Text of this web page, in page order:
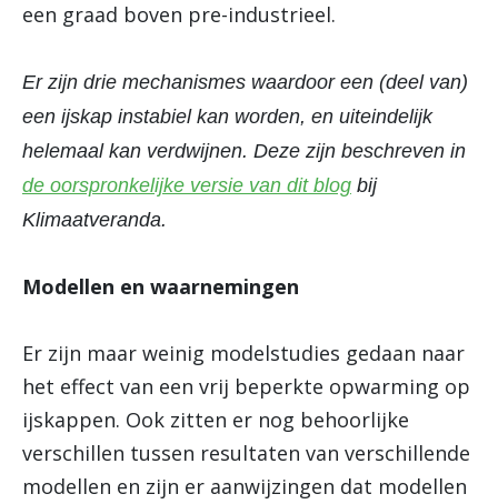
een graad boven pre-industrieel.
Er zijn drie mechanismes waardoor een (deel van)
een ijskap instabiel kan worden, en uiteindelijk
helemaal kan verdwijnen. Deze zijn beschreven in
de oorspronkelijke versie van dit blog bij
Klimaatveranda.
Modellen en waarnemingen
Er zijn maar weinig modelstudies gedaan naar
het effect van een vrij beperkte opwarming op
ijskappen. Ook zitten er nog behoorlijke
verschillen tussen resultaten van verschillende
modellen en zijn er aanwijzingen dat modellen